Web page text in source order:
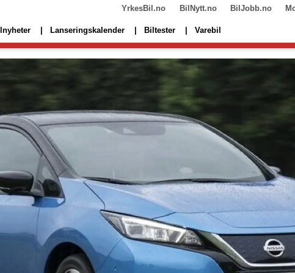
YrkesBil.no BilNytt.no BilJobb.no
Lanseringskalender Biltester Varebil